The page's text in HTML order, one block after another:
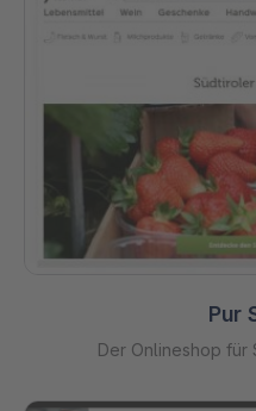
Pur
Der Onlineshop für